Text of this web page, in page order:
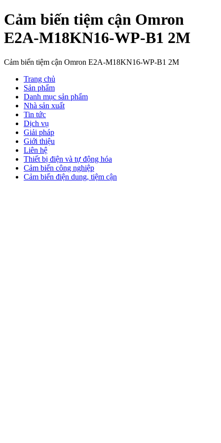
Cảm biến tiệm cận Omron
E2A-M18KN16-WP-B1 2M
Cảm biến tiệm cận Omron E2A-M18KN16-WP-B1 2M
Trang chủ
Sản phẩm
Danh mục sản phẩm
Nhà sản xuất
Tin tức
Dịch vụ
Giải pháp
Giới thiệu
Liên hệ
Thiết bị điện và tự động hóa
Cảm biến công nghiệp
Cảm biến điện dung, tiệm cận